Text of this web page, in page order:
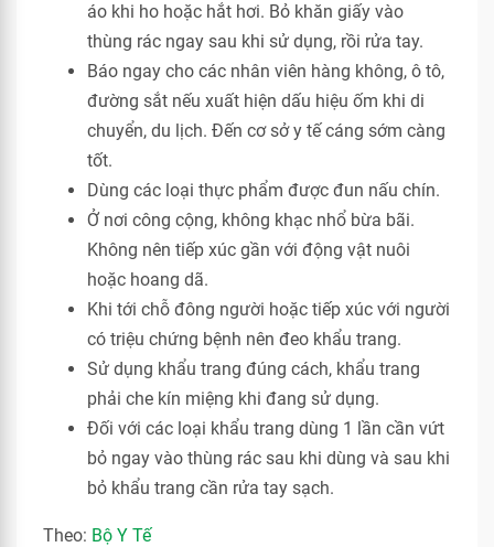
áo khi ho hoặc hắt hơi. Bỏ khăn giấy vào
thùng rác ngay sau khi sử dụng, rồi rửa tay.
Báo ngay cho các nhân viên hàng không, ô tô,
đường sắt nếu xuất hiện dấu hiệu ốm khi di
chuyển, du lịch. Đến cơ sở y tế cáng sớm càng
tốt.
Dùng các loại thực phẩm được đun nấu chín.
Ở nơi công cộng, không khạc nhổ bừa bãi.
Không nên tiếp xúc gần với động vật nuôi
hoặc hoang dã.
Khi tới chỗ đông người hoặc tiếp xúc với người
có triệu chứng bệnh nên đeo khẩu trang.
Sử dụng khẩu trang đúng cách, khẩu trang
phải che kín miệng khi đang sử dụng.
Đối với các loại khẩu trang dùng 1 lần cần vứt
bỏ ngay vào thùng rác sau khi dùng và sau khi
bỏ khẩu trang cần rửa tay sạch.
Theo: Bộ Y Tế